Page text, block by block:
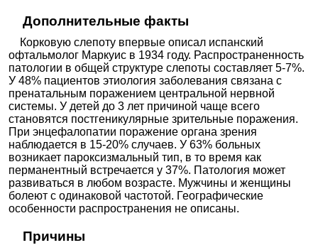
Дополнительные факты
Корковую слепоту впервые описал испанский
офтальмолог Маркуис в 1934 году. Распространенность
патологии в общей структуре слепоты составляет 5-7%.
У 48% пациентов этиология заболевания связана с
пренатальным поражением центральной нервной
системы. У детей до 3 лет причиной чаще всего
становятся постгеникулярные зрительные поражения.
При энцефалопатии поражение органа зрения
наблюдается в 15-20% случаев. У 63% больных
возникает пароксизмальный тип, в то время как
перманентный встречается у 37%. Патология может
развиваться в любом возрасте. Мужчины и женщины
болеют с одинаковой частотой. Географические
особенности распространения не описаны.
Причины